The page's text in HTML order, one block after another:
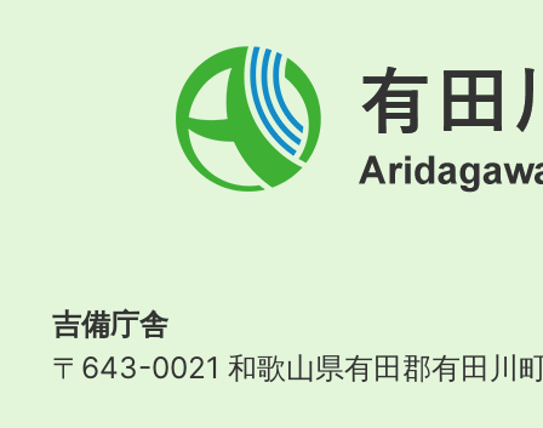
有
田
川
町
吉備庁舎
〒643-0021 和歌山県有田郡有田川